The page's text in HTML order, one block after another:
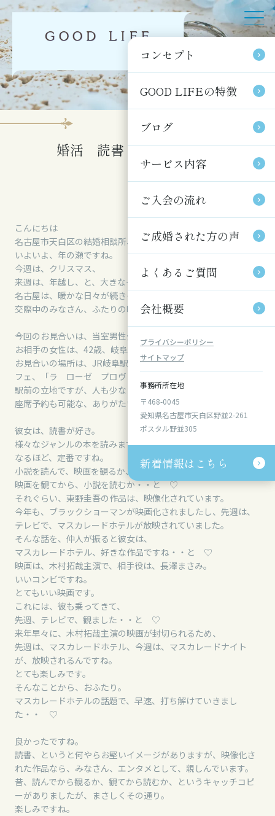
コンセプト
GOOD LIFEの特徴
ブログ
サービス内容
ご入会の流れ
ご成婚された方の声
よくあるご質問
会社概要
プライバシーポリシー
サイトマップ
事務所所在地
〒468-0045
愛知県名古屋市天白区野並2-261
ポスタル野並305
新着情報はこちら
コンセプト
GOOD LIFEの特徴
ブログ
サービス内容
ご入会の流れ
ご成婚された方の声
よくあるご質問
会社概要
プライバシーポリシー
サイトマップ
事務所所在地
〒468-0045
愛知県名古屋市天白区野並2-261
ポスタル野並305
新着情報はこちら
婚活 読書 ふたり 映画
こんにちは
名古屋市天白区の結婚相談所、GOOD LIFEです。
いよいよ、年の瀬ですね。
今週は、クリスマス、
来週は、年越し、と、大きなイベントが続きますね。
名古屋は、暖かな日々が続きそうです。
交際中のみなさん、ふたりの時間を、楽しみましょう ♡
今回のお見合いは、当室男性会員、43歳、名古屋市在住。
お相手の女性は、42歳、岐阜市にお住まいです。
お見合いの場所は、JR岐阜駅前にあります、十六プラザ 1Fのカ
フェ、「ラ ローゼ プロヴァンス」。
駅前の立地ですが、人も少なく、落ち着いた空間です。
座席予約も可能な、ありがたいカフェですね。
彼女は、読書が好き。
様々なジャンルの本を読みますが、好きな作家は、東野圭吾。
なるほど、定番ですね。
小説を読んで、映画を観るか、
映画を観てから、小説を読むか・・と ♡
それぐらい、東野圭吾の作品は、映像化されています。
今年も、ブラックショーマンが映画化されましたし、先週は、
テレビで、マスカレードホテルが放映されていました。
そんな話を、仲人が振ると彼女は、
マスカレードホテル、好きな作品ですね・・と ♡
映画は、木村拓哉主演で、相手役は、長澤まさみ。
いいコンビですね。
とてもいい映画です。
これには、彼も乗ってきて、
先週、テレビで、観ました・・と ♡
来年早々に、木村拓哉主演の映画が封切られるため、
先週は、マスカレードホテル、今週は、マスカレードナイト
が、放映されるんですね。
とても楽しみです。
そんなことから、おふたり。
マスカレードホテルの話題で、早速、打ち解けていきまし
た・・ ♡
良かったですね。
読書、というと何やらお堅いイメージがありますが、映像化さ
れた作品なら、みなさん、エンタメとして、親しんでいます。
昔、読んでから観るか、観てから読むか、というキャッチコピ
ーがありましたが、まさしくその通り。
楽しみですね。